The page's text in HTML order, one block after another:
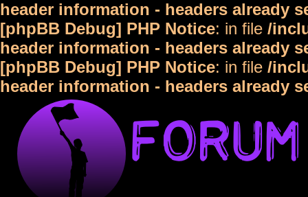
header information - headers already
[phpBB Debug] PHP Notice: in file /
header information - headers already
[phpBB Debug] PHP Notice: in file /
header information - headers already